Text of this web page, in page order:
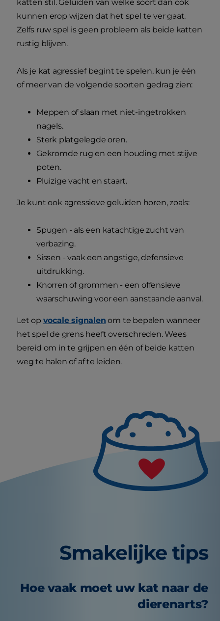
katten stil. Geluiden van welke soort dan ook
kunnen erop wijzen dat het spel te ver gaat.
Zelfs ruw spel is geen probleem als beide katten
rustig blijven.
Als je kat agressief begint te spelen, kun je één
of meer van de volgende soorten gedrag zien:
Meppen of slaan met niet-ingetrokken
nagels.
Sterk platgelegde oren.
Gekromde rug en een houding met stijve
poten.
Pluizige vacht en staart.
Je kunt ook agressieve geluiden horen, zoals:
Spugen - als een katachtige zucht van
verbazing.
Sissen - vaak een angstige, defensieve
uitdrukking.
Knorren of grommen - een offensieve
waarschuwing voor een aanstaande aanval.
Let op vocale signalen om te bepalen wanneer
het spel de grens heeft overschreden. Wees
bereid om in te grijpen en één of beide katten
weg te halen of af te leiden.
Smakelijke tips
Hoe vaak moet uw kat naar de
dierenarts?